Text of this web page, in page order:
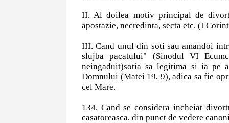
II. Al doilea motiv principal de
apostazie, necredinta, secta etc. (I
III. Cand unul din soti sau amandoi
slujba pacatului" (Sinodul VI
neingaduit)sotia sa legitima si ia pe
Domnului (Matei 19, 9), adica sa fie
cel Mare.
134. Cand se considera incheiat
casatoreasca, din punct de vedere